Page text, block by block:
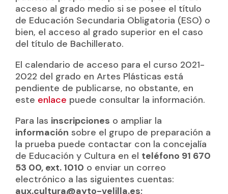
acceso al grado medio si se posee el título
de Educación Secundaria Obligatoria (ESO) o
bien, el acceso al grado superior en el caso
del título de Bachillerato.
El calendario de acceso para el curso 2021-
2022 del grado en Artes Plásticas está
pendiente de publicarse, no obstante, en
este enlace puede consultar la información.
Para las inscripciones o ampliar la
información sobre el grupo de preparación a
la prueba puede contactar con la concejalía
de Educación y Cultura en el teléfono 91 670
53 00, ext. 1010 o enviar un correo
electrónico a las siguientes cuentas:
aux.cultura@ayto-velilla.es;